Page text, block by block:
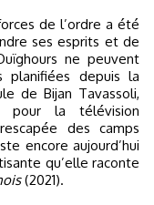
de l’ordre a été
ses esprits et de
ne peuvent
planifiées depuis la
de Bijan Tavassoli,
pour la télévision
des camps
encore aujourd’hui
qu’elle raconte
(2021).